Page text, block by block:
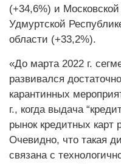
(+34,6%) и
Удмуртской
области (+33,2%).
«До марта 2022 г.
развивался
карантинных
г., когда выдача
рынок кредитных карт
Очевидно, что такая
связана с